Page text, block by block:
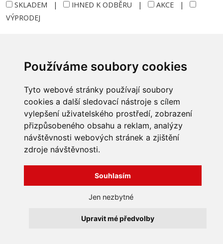
Používáme soubory cookies
Tyto webové stránky používají soubory
cookies a další sledovací nástroje s cílem
vylepšení uživatelského prostředí, zobrazení
přizpůsobeného obsahu a reklam, analýzy
návštěvnosti webových stránek a zjištění
zdroje návštěvnosti.
Souhlasím
Jen nezbytné
Upravit mé předvolby
SKLADEM | IHNED K ODBĚRU | AKCE |
VÝPRODEJ
INFORMACE
Obchodní podmínky
Zpracování a ochrana
osobních údajů
Jak nakupovat
O nás
Reklamace, odstoupení od
Všechna práva vyhrazena
Bravura s.r.o. © 2026